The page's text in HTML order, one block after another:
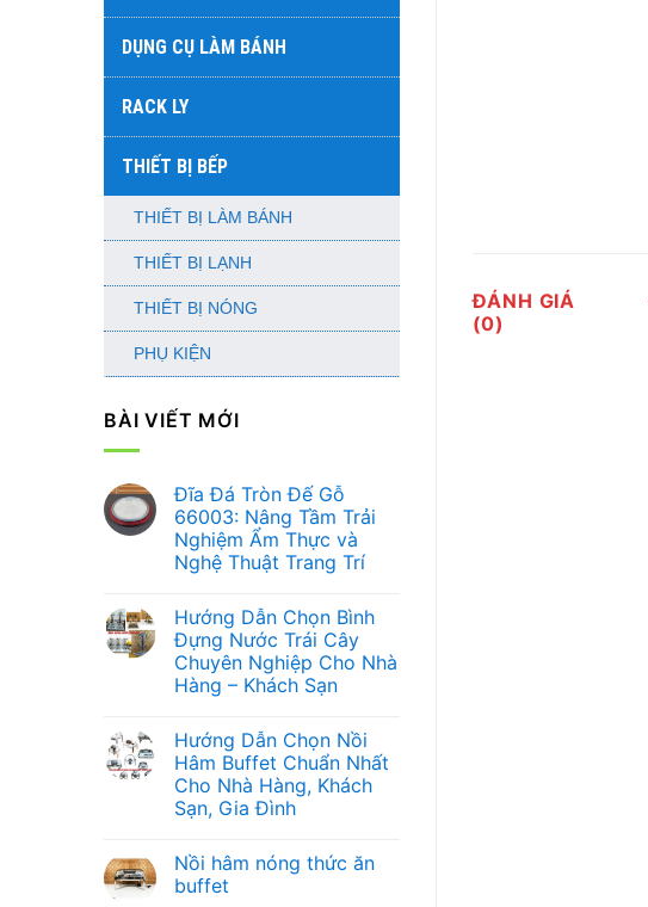
DỤNG CỤ LÀM BÁNH
RACK LY
THIẾT BỊ BẾP
THIẾT BỊ LÀM BÁNH
THIẾT BỊ LẠNH
THIẾT BỊ NÓNG
PHỤ KIỆN
BÀI VIẾT MỚI
Đĩa Đá Tròn Đế Gỗ
66003: Nâng Tầm Trải
Nghiệm Ẩm Thực và
Nghệ Thuật Trang Trí
bình
luận
ở
Đĩa
Đá
Tròn
66003:
Nâng
Tầm
Trải
Nghiệm
Ẩm
Nghệ
Thuật
Trang
Hướng Dẫn Chọn Bình
Đựng Nước Trái Cây
Chuyên Nghiệp Cho Nhà
Hàng – Khách Sạn
bình
luận
ở
Hướng
Dẫn
Chọn
Nước
Trái
Cây
Hướng Dẫn Chọn Nồi
Hâm Buffet Chuẩn Nhất
Cho Nhà Hàng, Khách
Sạn, Gia Đình
bình
luận
ở
Nồi hâm nóng thức ăn
buffet
ĐÁNH GIÁ
(0)